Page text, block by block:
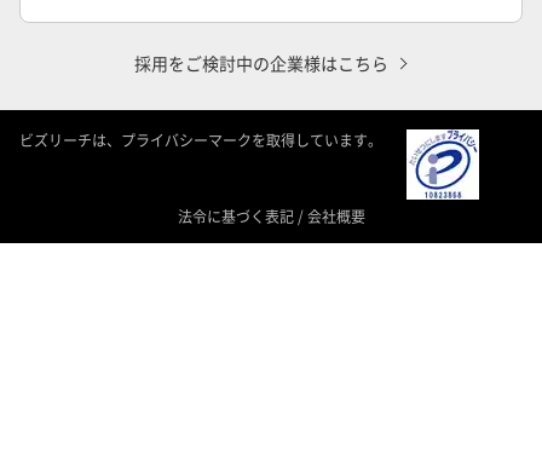
採用をご検討中の企業様はこちら
ビズリーチは、プライバシーマークを取得しています。
法令に基づく表記 /会社概要